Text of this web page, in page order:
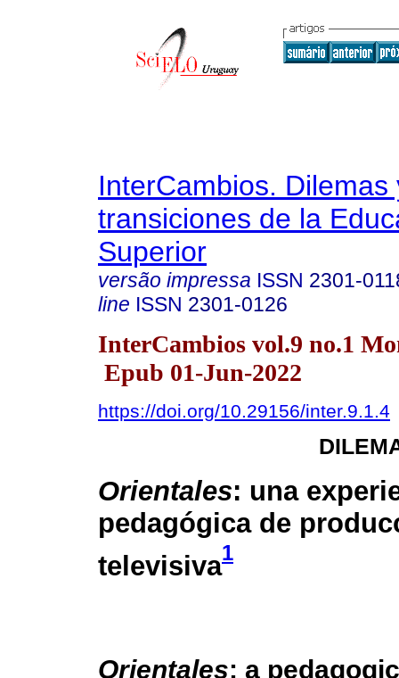
InterCambios. Dilemas
transiciones de la
Superior
versão impressa ISSN 2301-
line ISSN 2301-0126
InterCambios vol.9 no.1
Epub 01-Jun-2022
https://doi.org/10.29156/inter.9.1.4
Orientales: una
pedagógica de
televisiva1
Orientales: a